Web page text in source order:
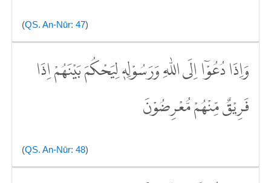
(QS. An-Nūr: 47)
وَاِذَا دُعُوْٓا اِلَى اللّٰهِ وَرَسُوْلِهٖ لِيَحْكُمَ بَيْنَهُمْ اِذَا
فَرِيْقٌ مِّنْهُمْ مُّعْرِضُوْنَ
(QS. An-Nūr: 48)